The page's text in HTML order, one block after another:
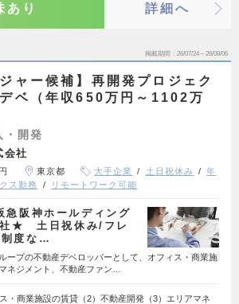
あり 詳細へ
掲載期間 26/07/24～26/08/06
ャー候補】再開発プロジェク
ベ（年収650万円～1102万
・開発
会社
東京都 大手企業 土日祝休み
年
ス勤務 リモートワーク可能
阪神ホールディング
社★ 土日祝休み/フレ
制度な…
ープの不動産デベロッパーとして、オフィス・商業施
ネジメント、不動産ファン…
ス・商業施設の賃貸（2）不動産開発（3）エリアマネ